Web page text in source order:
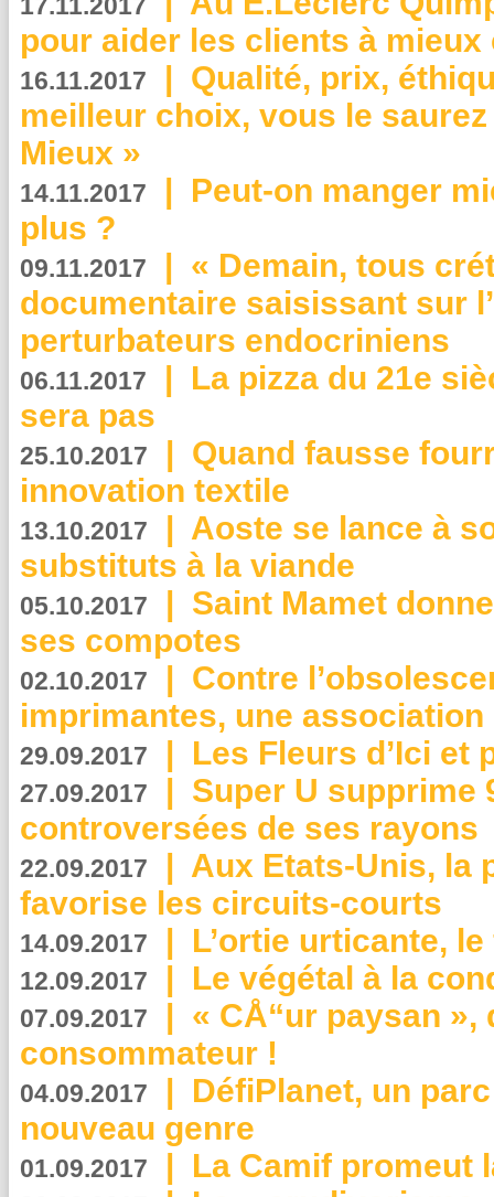
pour aider les clients à
16.11.2017 | Qualité, prix,
meilleur choix, vous le
Mieux »
14.11.2017 | Peut-on manger
plus ?
09.11.2017 | « Demain, tous
documentaire saisissant sur
perturbateurs endocriniens
06.11.2017 | La pizza du 21e
sera pas
25.10.2017 | Quand fausse
innovation textile
13.10.2017 | Aoste se lance à
substituts à la viande
05.10.2017 | Saint Mamet
ses compotes
02.10.2017 | Contre
imprimantes, une
29.09.2017 | Les Fleurs d’Ici et
27.09.2017 | Super U supprime
controversées de ses rayons
22.09.2017 | Aux Etats-Unis, la
favorise les circuits-courts
14.09.2017 | L’ortie urticante,
12.09.2017 | Le végétal à la
07.09.2017 | « CÅ“ur paysan
consommateur !
04.09.2017 | DéfiPlanet, un
nouveau genre
01.09.2017 | La Camif promeut